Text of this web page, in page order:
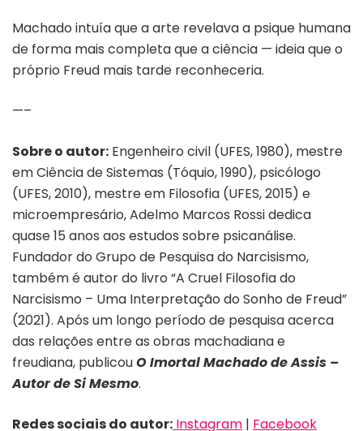
Machado intuía que a arte revelava a psique humana
de forma mais completa que a ciência — ideia que o
próprio Freud mais tarde reconheceria.
—–
Sobre o autor: Engenheiro civil (UFES, 1980), mestre
em Ciência de Sistemas (Tóquio, 1990), psicólogo
(UFES, 2010), mestre em Filosofia (UFES, 2015) e
microempresário, Adelmo Marcos Rossi dedica
quase 15 anos aos estudos sobre psicanálise.
Fundador do Grupo de Pesquisa do Narcisismo,
também é autor do livro “A Cruel Filosofia do
Narcisismo – Uma Interpretação do Sonho de Freud”
(2021). Após um longo período de pesquisa acerca
das relações entre as obras machadiana e
freudiana, publicouO Imortal Machado de Assis –
Autor de Si Mesmo.
Redes sociais do autor: Instagram | Facebook